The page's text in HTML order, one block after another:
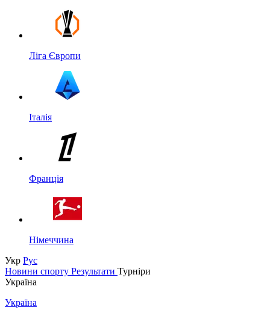
Ліга Європи
Італія
Франція
Німеччина
Укр Рус
Новини спорту Результати Турніри
Україна
Україна